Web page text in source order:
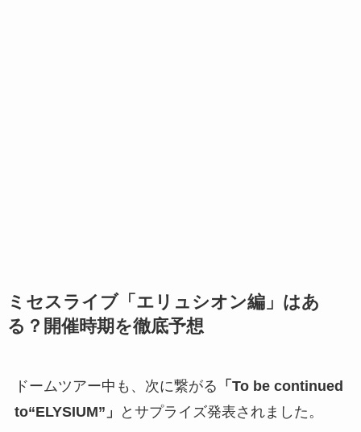
ミセスライブ「エリュシオン編」はあ
る？開催時期を徹底予想
ドームツアー中も、次に繋がる 「To be continued
to“ELYSIUM”」
とサプライズ発表されました。